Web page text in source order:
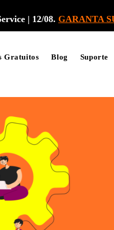
| 12/08. GARANTA
Gratuitos Blog Suporte